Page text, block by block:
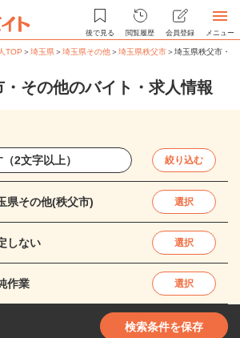
後で見る 閲覧履歴 会員登録 メニュー
TOP ＞埼玉県＞埼玉県その他＞埼玉県秩父市＞埼玉県秩父市・
その他のバイト・求人情報
絞り込む
県その他(秩父市) 選択
しない 選択
作業 選択
検索条件を保存